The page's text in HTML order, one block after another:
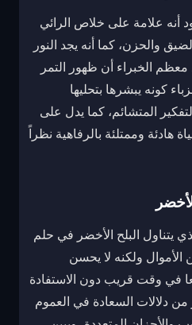
أنه علامة على خلاص الرائي
والحزن، كما أنه يجد النور
معظم الخبراء أن ظهور التمر
كونه يبشرها بتحليها
المتشائم، كما يدل على
هادئة وممتلئة بالرفاهية نظراً
يتناول البلح الأخضر في حلم
ولكنه لا يحسن
في وقت قريب دون الاستفادة
من دلالات السعادة في العموم